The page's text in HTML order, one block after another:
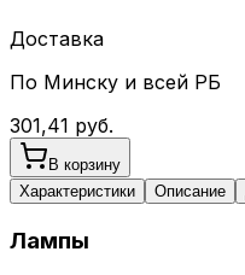
Доставка
По Минску и всей РБ
301,41 руб.
В корзину
Характеристики
Описание
Лампы